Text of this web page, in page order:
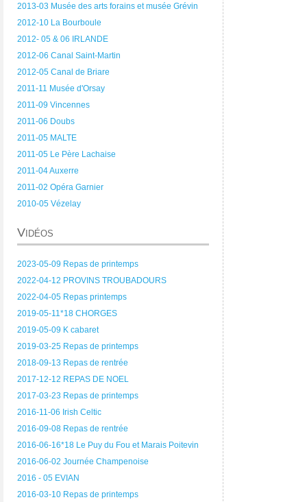
2013-03 Musée des arts forains et musée Grévin
2012-10 La Bourboule
2012- 05 & 06 IRLANDE
2012-06 Canal Saint-Martin
2012-05 Canal de Briare
2011-11 Musée d'Orsay
2011-09 Vincennes
2011-06 Doubs
2011-05 MALTE
2011-05 Le Père Lachaise
2011-04 Auxerre
2011-02 Opéra Garnier
2010-05 Vézelay
Vidéos
2023-05-09 Repas de printemps
2022-04-12 PROVINS TROUBADOURS
2022-04-05 Repas printemps
2019-05-11*18 CHORGES
2019-05-09 K cabaret
2019-03-25 Repas de printemps
2018-09-13 Repas de rentrée
2017-12-12 REPAS DE NOEL
2017-03-23 Repas de printemps
2016-11-06 Irish Celtic
2016-09-08 Repas de rentrée
2016-06-16*18 Le Puy du Fou et Marais Poitevin
2016-06-02 Journée Champenoise
2016 - 05 EVIAN
2016-03-10 Repas de printemps